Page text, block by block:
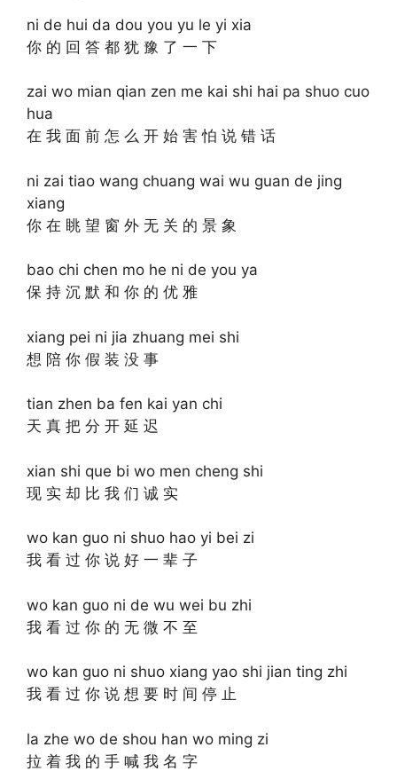
ni de hui da dou you yu le yi xia
你 的 回 答 都 犹 豫 了 一 下
zai wo mian qian zen me kai shi hai pa shuo cuo
hua
在 我 面 前 怎 么 开 始 害 怕 说 错 话
ni zai tiao wang chuang wai wu guan de jing
xiang
你 在 眺 望 窗 外 无 关 的 景 象
bao chi chen mo he ni de you ya
保 持 沉 默 和 你 的 优 雅
xiang pei ni jia zhuang mei shi
想 陪 你 假 装 没 事
tian zhen ba fen kai yan chi
天 真 把 分 开 延 迟
xian shi que bi wo men cheng shi
现 实 却 比 我 们 诚 实
wo kan guo ni shuo hao yi bei zi
我 看 过 你 说 好 一 辈 子
wo kan guo ni de wu wei bu zhi
我 看 过 你 的 无 微 不 至
wo kan guo ni shuo xiang yao shi jian ting zhi
我 看 过 你 说 想 要 时 间 停 止
la zhe wo de shou han wo ming zi
拉 着 我 的 手 喊 我 名 字